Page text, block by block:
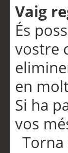
Vaig
És
vostre
en
Si ha
vos
Torna